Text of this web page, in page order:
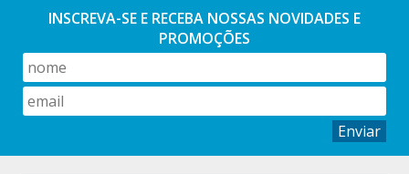
INSCREVA-SE E RECEBA NOSSAS NOVIDADES E
PROMOÇÕES
Enviar